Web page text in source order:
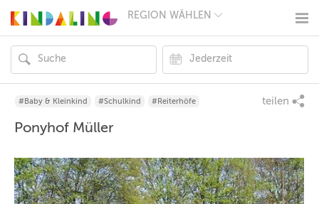
REGION WÄHLEN
MÜNCHEN
HAMBURG
FRANKFURT
KÖLN
DÜSSELDORF
DRESDEN
NÜRNBERG
WIEN
#Baby & Kleinkind #Schulkind #Reiterhöfe teilen
Ponyhof Müller